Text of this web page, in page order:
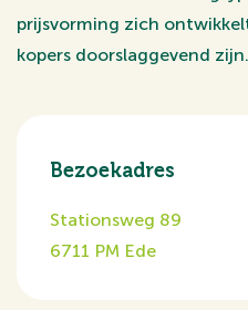
prijsvorming zich
kopers doorslaggevend zijn.
Bezoekadres
Stationsweg 89
6711 PM Ede